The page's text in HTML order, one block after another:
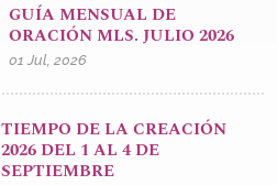
GUÍA MENSUAL DE
ORACIÓN MLS. JULIO 2026
01 Jul, 2026
TIEMPO DE LA CREACIÓN
2026 DEL 1 AL 4 DE
SEPTIEMBRE